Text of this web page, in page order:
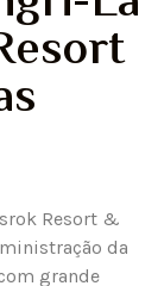
Resort &
da
grande